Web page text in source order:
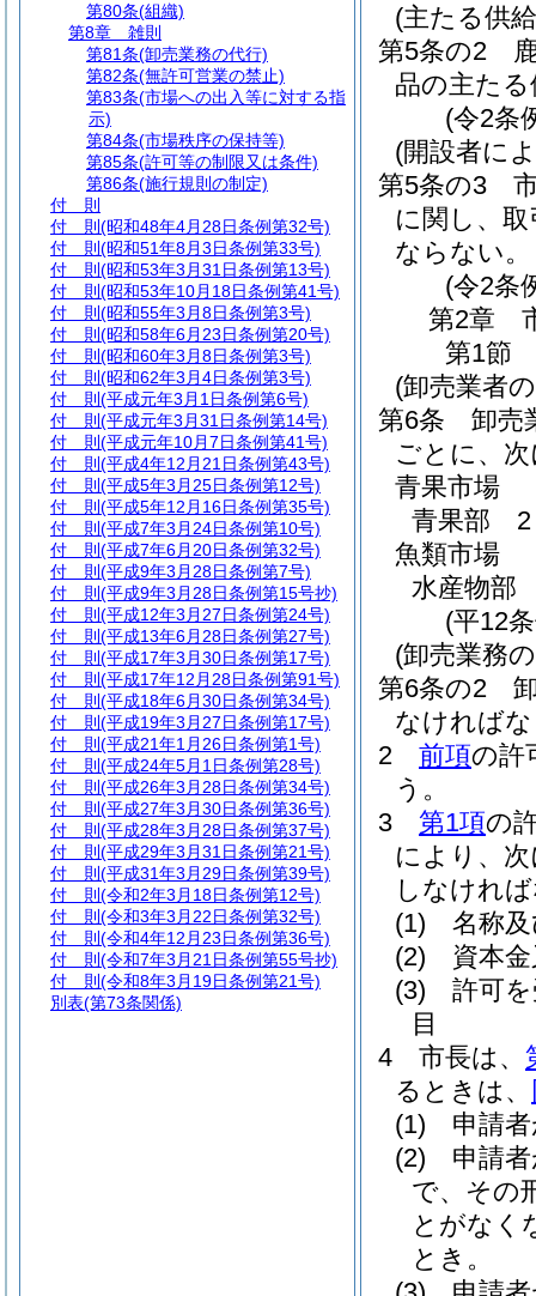
(主たる供
第5条の2
品の主た
(令2条
(開設者に
第5条の3
に関し、
ならない。
(令2条
第2章
第1節
(卸売業者
第6条
卸売
ごとに、
青果市場
青果部 2
魚類市場
水産物
(平12
(卸売業務
第6条の2
なければ
2
前項の許
う。
3
第1項の
により、
しなけれ
(1)
名称
(2)
資本
(3)
許可
目
4
市長は、
るときは、
(1)
申請
(2)
申請
で、その
とがなく
とき。
第80条(組織)
第8章
雑則
第81条(卸売業務の代行)
第82条(無許可営業の禁止)
第83条(市場への出入等に対する指
示)
第84条(市場秩序の保持等)
第85条(許可等の制限又は条件)
第86条(施行規則の制定)
付 則
付 則 (昭和48年4月28日条例第32号)
付 則 (昭和51年8月3日条例第33号)
付 則 (昭和53年3月31日条例第13号)
付 則 (昭和53年10月18日条例第41号)
付 則 (昭和55年3月8日条例第3号)
付 則 (昭和58年6月23日条例第20号)
付 則 (昭和60年3月8日条例第3号)
付 則 (昭和62年3月4日条例第3号)
付 則 (平成元年3月1日条例第6号)
付 則 (平成元年3月31日条例第14号)
付 則 (平成元年10月7日条例第41号)
付 則 (平成4年12月21日条例第43号)
付 則 (平成5年3月25日条例第12号)
付 則 (平成5年12月16日条例第35号)
付 則 (平成7年3月24日条例第10号)
付 則 (平成7年6月20日条例第32号)
付 則 (平成9年3月28日条例第7号)
付 則 (平成9年3月28日条例第15号抄)
付 則 (平成12年3月27日条例第24号)
付 則 (平成13年6月28日条例第27号)
付 則 (平成17年3月30日条例第17号)
付 則 (平成17年12月28日条例第91号)
付 則 (平成18年6月30日条例第34号)
付 則 (平成19年3月27日条例第17号)
付 則 (平成21年1月26日条例第1号)
付 則 (平成24年5月1日条例第28号)
付 則 (平成26年3月28日条例第34号)
付 則 (平成27年3月30日条例第36号)
付 則 (平成28年3月28日条例第37号)
付 則 (平成29年3月31日条例第21号)
付 則 (平成31年3月29日条例第39号)
付 則 (令和2年3月18日条例第12号)
付 則 (令和3年3月22日条例第32号)
付 則 (令和4年12月23日条例第36号)
付 則 (令和7年3月21日条例第55号抄)
付 則 (令和8年3月19日条例第21号)
別表(第73条関係)